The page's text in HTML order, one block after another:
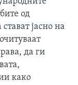
од
јасно на
да ги
како